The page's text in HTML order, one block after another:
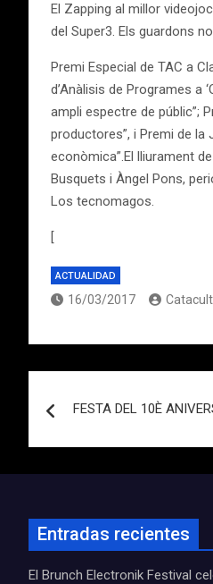
El Zapping al millor
del Super3. Els guardons
Premi Especial de TAC a
d’Anàlisis de Programes a
ampli espectre de públic”;
productores”, i Premi de la
econòmica”.El lliurament
Busquets i Àngel Pons,
Los tecnomagos.
[
ACTUALIDAD
16/03/2017
de
FESTA DEL 10È
Entradas recientes
El Brunch Electronik Festival